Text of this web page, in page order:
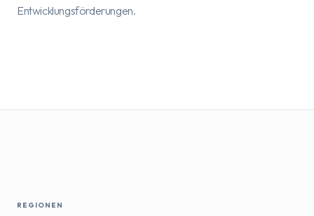
Entwicklungsförderungen.
REGIONEN